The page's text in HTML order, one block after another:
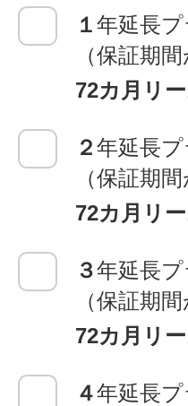
１年延長プ
（保証期
72カ月リ
２年延長プ
（保証期
72カ月リ
３年延長プ
（保証期
72カ月リ
４年延長プ